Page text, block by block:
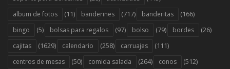
album de fotos (11) banderines (717) banderitas (166)
bingo (5) bolsas para regalos (97) bolso (79) bordes (26)
cajitas (1629) calendario (258) carruajes (111)
centros de mesas (50) comida salada (264) conos (512)